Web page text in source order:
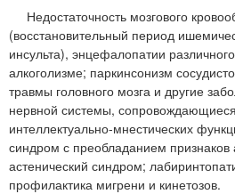
Недостаточность мозгового
(восстановительный период
инсульта), энцефалопатии
алкоголизме; паркинсонизм
травмы головного мозга и другие
нервной системы,
интеллектуально-мнестических
синдром с преобладанием
астенический синдром;
профилактика мигрени и кинетозов.